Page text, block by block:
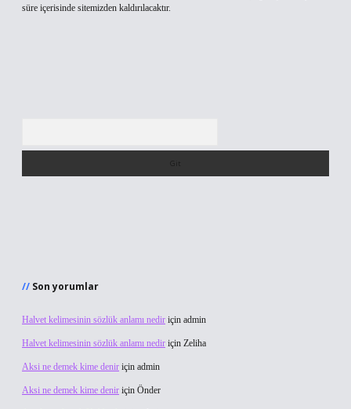
süre içerisinde sitemizden kaldırılacaktır.
Son yorumlar
Halvet kelimesinin sözlük anlamı nedir için admin
Halvet kelimesinin sözlük anlamı nedir için Zeliha
Aksi ne demek kime denir için admin
Aksi ne demek kime denir için Önder